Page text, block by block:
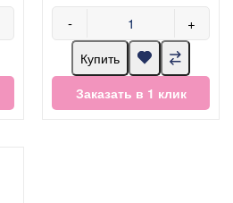
- +
Купить
Заказать в 1 клик